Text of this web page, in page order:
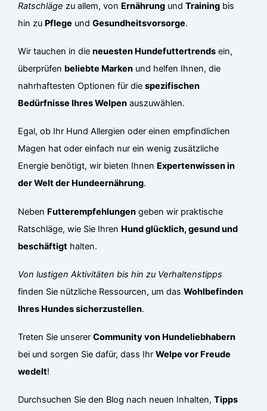
Ratschläge zu allem, von Ernährung undTraining bis
hin zu Pflege undGesundheitsvorsorge.
Wir tauchen in dieneuesten Hundefuttertrends ein,
überprüfen beliebte Marken und helfen Ihnen, die
nahrhaftesten Optionen für diespezifischen
Bedürfnisse Ihres Welpen auszuwählen.
Egal, ob Ihr Hund Allergien oder einen empfindlichen
Magen hat oder einfach nur ein wenig zusätzliche
Energie benötigt, wir bieten Ihnen Expertenwissen in
der Welt der Hundeernährung.
Neben Futterempfehlungen geben wir praktische
Ratschläge, wie Sie Ihren Hund glücklich, gesund und
beschäftigt halten.
Von lustigen Aktivitäten bis hin zu Verhaltenstipps
finden Sie nützliche Ressourcen, um dasWohlbefinden
Ihres Hundes sicherzustellen.
Treten Sie unsererCommunity von Hundeliebhabern
bei und sorgen Sie dafür, dass IhrWelpe vor Freude
wedelt!
Durchsuchen Sie den Blog nach neuen Inhalten,Tipps